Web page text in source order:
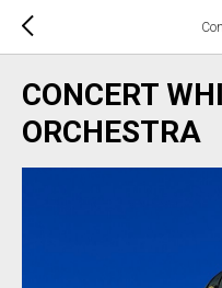
CONCERT
ORCHESTRA